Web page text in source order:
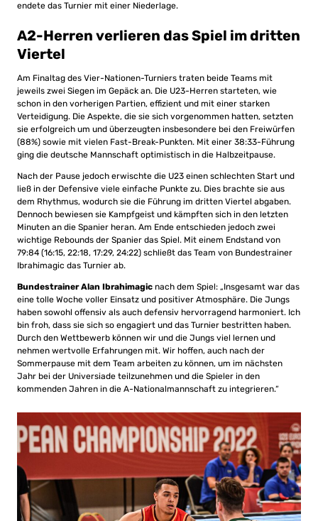
endete das Turnier mit einer Niederlage.
A2-Herren verlieren das Spiel im dritten
Viertel
Am Finaltag des Vier-Nationen-Turniers traten beide Teams mit
jeweils zwei Siegen im Gepäck an. Die U23-Herren starteten, wie
schon in den vorherigen Partien, effizient und mit einer starken
Verteidigung. Die Aspekte, die sie sich vorgenommen hatten, setzten
sie erfolgreich um und überzeugten insbesondere bei den Freiwürfen
(88%) sowie mit vielen Fast-Break-Punkten. Mit einer 38:33-Führung
ging die deutsche Mannschaft optimistisch in die Halbzeitpause.
Nach der Pause jedoch erwischte die U23 einen schlechten Start und
ließ in der Defensive viele einfache Punkte zu. Dies brachte sie aus
dem Rhythmus, wodurch sie die Führung im dritten Viertel abgaben.
Dennoch bewiesen sie Kampfgeist und kämpften sich in den letzten
Minuten an die Spanier heran. Am Ende entschieden jedoch zwei
wichtige Rebounds der Spanier das Spiel. Mit einem Endstand von
79:84 (16:15, 22:18, 17:29, 24:22) schließt das Team von Bundestrainer
Ibrahimagic das Turnier ab.
Bundestrainer Alan Ibrahimagic nach dem Spiel: „Insgesamt war das
eine tolle Woche voller Einsatz und positiver Atmosphäre. Die Jungs
haben sowohl offensiv als auch defensiv hervorragend harmoniert. Ich
bin froh, dass sie sich so engagiert und das Turnier bestritten haben.
Durch den Wettbewerb können wir und die Jungs viel lernen und
nehmen wertvolle Erfahrungen mit. Wir hoffen, auch nach der
Sommerpause mit dem Team arbeiten zu können, um im nächsten
Jahr bei der Universiade teilzunehmen und die Spieler in den
kommenden Jahren in die A-Nationalmannschaft zu integrieren.“